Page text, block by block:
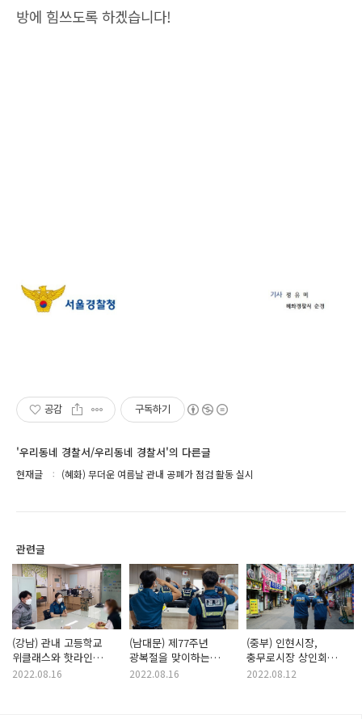
방에 힘쓰도록 하겠습니다!
공감 구독하기
'우리동네 경찰서/우리동네 경찰서'의 다른글
현재글 (혜화) 무더운 여름날 관내 공폐가 점검 활동 실시
관련글
(강남) 관내 고등학교
위클래스와 핫라인
구축하여 마약 청소년
2022.08.16
(남대문) 제77주년
광복절을 맞이하는
남대문서 경찰관들
2022.08.16
(중부) 인현시장,
충무로시장 상인회
간담회
2022.08.12